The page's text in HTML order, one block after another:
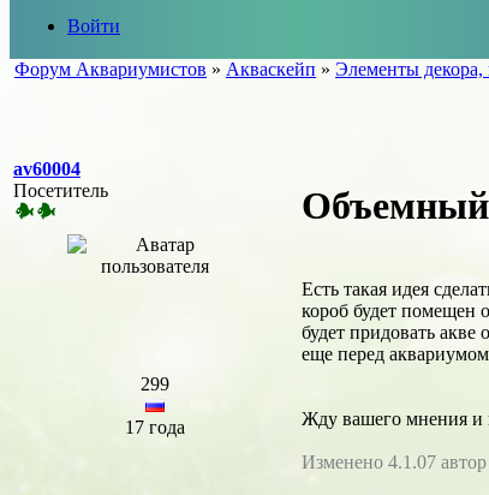
Войти
Форум Аквариумистов » Акваскейп » Элементы декора,
av60004
Посетитель
299
17 года
Есть такая идея
короб будет помещен
будет придовать акве
еще перед
Жду вашего мнения и
Изменено 4.1.07